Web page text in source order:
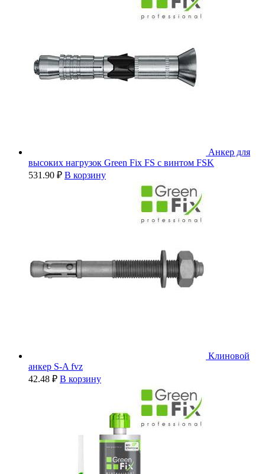
Анкер для
высоких нагрузок Green Fix FS с винтом FSK
531.90 ₽ В корзину
Клиновой
анкер S-A fvz
42.48 ₽ В корзину